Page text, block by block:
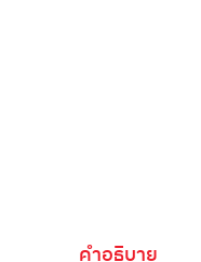
คำอธิบาย